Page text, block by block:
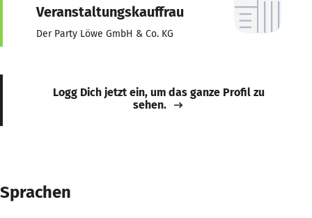
Veranstaltungskauffrau
Der Party Löwe GmbH & Co. KG
Logg Dich jetzt ein, um das ganze Profil zu
sehen.
Sprachen